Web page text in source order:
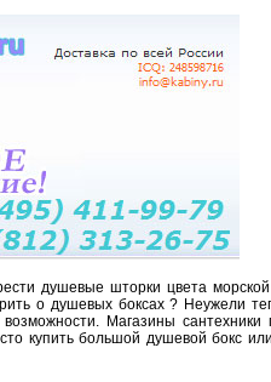
душевые шторки цвета
о душевых боксах ? Неужели
Магазины сантехники
купить большой душевой бокс